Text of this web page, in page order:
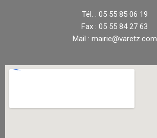
Tél. : 05 55 85 06 19
Fax : 05 55 84 27 63
Mail : mairie@varetz.com